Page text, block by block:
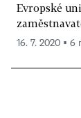
Evropské
16. 7. 2020 ▪ 6